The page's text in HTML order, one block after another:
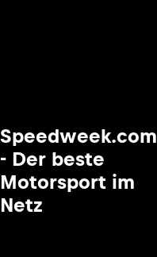
Speedweek.com
- Der beste
Motorsport im
Netz